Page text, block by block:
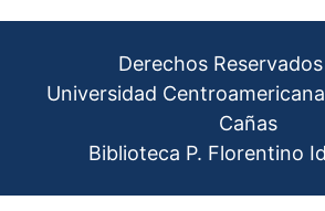
Derechos
Universidad
Cañas
Biblioteca P. Florentino